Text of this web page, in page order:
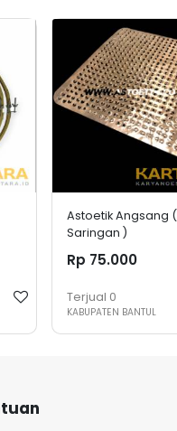
Astoetik Angsang (
Saringan )
Rp 75.000
Terjual 0
KABUPATEN BANTUL